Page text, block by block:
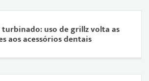
uso de grillz volta as
aos acessórios dentais